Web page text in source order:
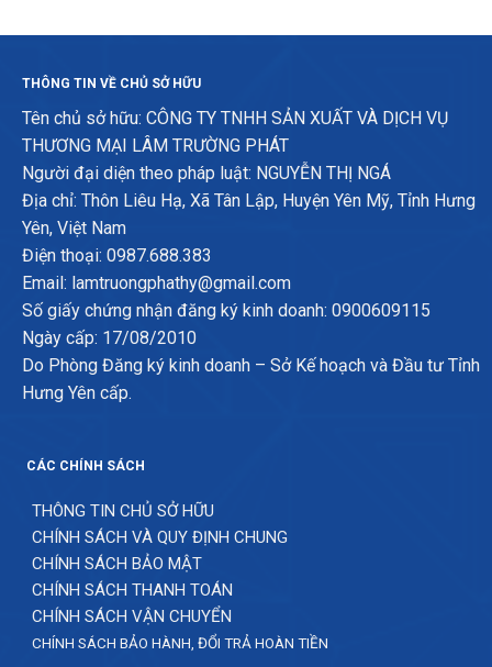
THÔNG TIN VỀ CHỦ SỞ HỮU
Tên chủ sở hữu: CÔNG TY TNHH SẢN XUẤT VÀ DỊCH VỤ
THƯƠNG MẠI LÂM TRƯỜNG PHÁT
Người đại diện theo pháp luật: NGUYỄN THỊ NGÁ
Địa chỉ: Thôn Liêu Hạ, Xã Tân Lập, Huyện Yên Mỹ, Tỉnh Hưng
Yên, Việt Nam
Điện thoại: 0987.688.383
Email: lamtruongphathy@gmail.com
Số giấy chứng nhận đăng ký kinh doanh: 0900609115
Ngày cấp: 17/08/2010
Do Phòng Đăng ký kinh doanh – Sở Kế hoạch và Đầu tư Tỉnh
Hưng Yên cấp.
CÁC CHÍNH SÁCH
THÔNG TIN CHỦ SỞ HỮU
CHÍNH SÁCH VÀ QUY ĐỊNH CHUNG
CHÍNH SÁCH BẢO MẬT
CHÍNH SÁCH THANH TOÁN
CHÍNH SÁCH VẬN CHUYỂN
CHÍNH SÁCH BẢO HÀNH, ĐỔI TRẢ HOÀN TIỀN